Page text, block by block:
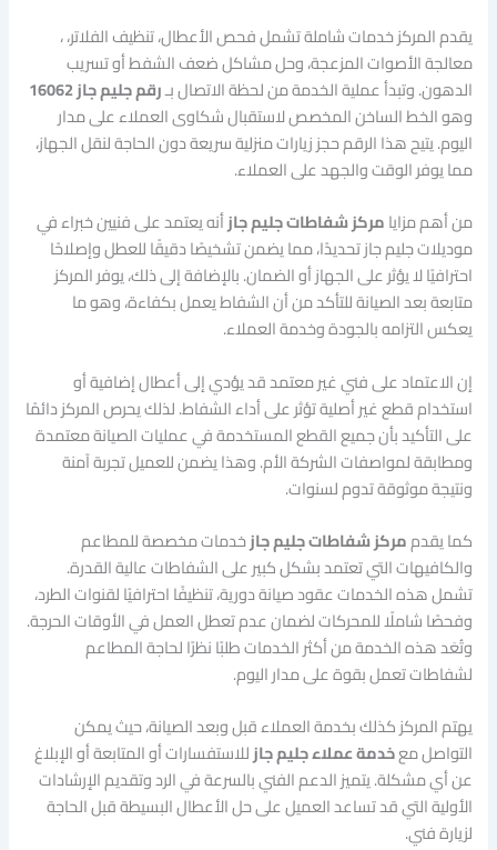
يقدم المركز خدمات شاملة تشمل فحص الأعطال، تنظيف الفلاتر، ،
معالجة الأصوات المزعجة، وحل مشاكل ضعف الشفط أو تسريب
الدهون. وتبدأ عملية الخدمة من لحظة الاتصال بـرقم جليم جاز 16062
وهو الخط الساخن المخصص لاستقبال شكاوى العملاء على مدار
اليوم. يتيح هذا الرقم حجز زيارات منزلية سريعة دون الحاجة لنقل الجهاز،
مما يوفر الوقت والجهد على العملاء.
من أهم مزايامركز شفاطات جليم جازأنه يعتمد على فنيين خبراء في
موديلات جليم جاز تحديدًا، مما يضمن تشخيصًا دقيقًا للعطل وإصلاحًا
احترافيًا لا يؤثر على الجهاز أو الضمان. بالإضافة إلى ذلك، يوفر المركز
متابعة بعد الصيانة للتأكد من أن الشفاط يعمل بكفاءة، وهو ما
يعكس التزامه بالجودة وخدمة العملاء.
إن الاعتماد على فني غير معتمد قد يؤدي إلى أعطال إضافية أو
استخدام قطع غير أصلية تؤثر على أداء الشفاط. لذلك يحرص المركز دائمًا
على التأكيد بأن جميع القطع المستخدمة في عمليات الصيانة معتمدة
ومطابقة لمواصفات الشركة الأم. وهذا يضمن للعميل تجربة آمنة
ونتيجة موثوقة تدوم لسنوات.
كما يقدممركز شفاطات جليم جازخدمات مخصصة للمطاعم
والكافيهات التي تعتمد بشكل كبير على الشفاطات عالية القدرة.
تشمل هذه الخدمات عقود صيانة دورية، تنظيفًا احترافيًا لقنوات الطرد،
وفحصًا شاملًا للمحركات لضمان عدم تعطل العمل في الأوقات الحرجة.
وتُعَد هذه الخدمة من أكثر الخدمات طلبًا نظرًا لحاجة المطاعم
لشفاطات تعمل بقوة على مدار اليوم.
يهتم المركز كذلك بخدمة العملاء قبل وبعد الصيانة، حيث يمكن
التواصل معخدمة عملاء جليم جازللاستفسارات أو المتابعة أو الإبلاغ
عن أي مشكلة. يتميز الدعم الفني بالسرعة في الرد وتقديم الإرشادات
الأولية التي قد تساعد العميل على حل الأعطال البسيطة قبل الحاجة
لزيارة فني.